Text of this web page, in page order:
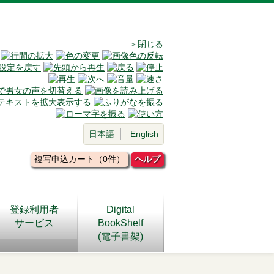
＞閉じる
日本語 English
複写申込カート（0件） ヘルプ
登録利用者
サービス
Digital
BookShelf
(電子書架)